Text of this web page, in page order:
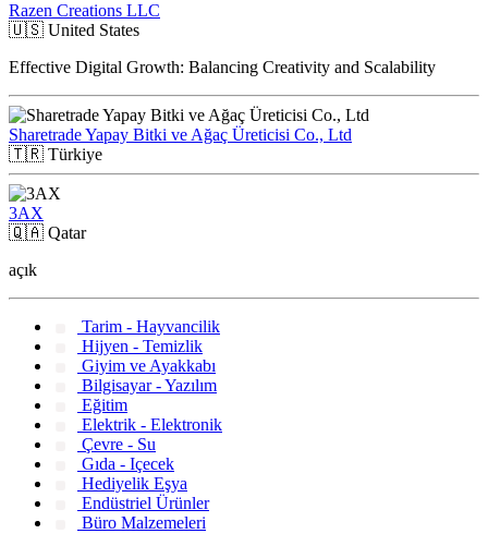
Razen Creations LLC
🇺🇸 United States
Effective Digital Growth: Balancing Creativity and Scalability
Sharetrade Yapay Bitki ve Ağaç Üreticisi Co., Ltd
🇹🇷 Türkiye
3AX
🇶🇦 Qatar
açık
Tarim - Hayvancilik
Hijyen - Temizlik
Giyim ve Ayakkabı
Bilgisayar - Yazılım
Eğitim
Elektrik - Elektronik
Çevre - Su
Gıda - Içecek
Hediyelik Eşya
Endüstriel Ürünler
Büro Malzemeleri